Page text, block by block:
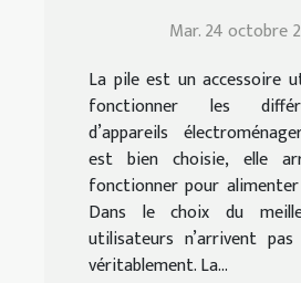
Mar. 24 octobre
La pile est un accessoire
fonctionner les
d’appareils
est bien choisie, elle
fonctionner pour alimenter
Dans le choix du
utilisateurs n’arrivent
véritablement. La...